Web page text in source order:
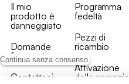
Continua senza consenso
Il mio
prodotto è
danneggiato
Domande
frequenti
Contattaci
Programma
fedeltà
Pezzi di
ricambio
Attivazione
della garanzia